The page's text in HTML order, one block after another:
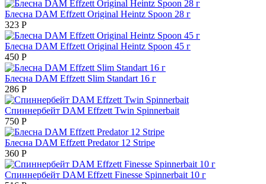
Блесна DAM Effzett Original Heintz Spoon 28 г
323 Р
Блесна DAM Effzett Original Heintz Spoon 45 г
450 Р
Блесна DAM Effzett Slim Standart 16 г
286 Р
Спиннербейт DAM Effzett Twin Spinnerbait
750 Р
Блесна DAM Effzett Predator 12 Stripe
360 Р
Спиннербейт DAM Effzett Finesse Spinnerbait 10 г